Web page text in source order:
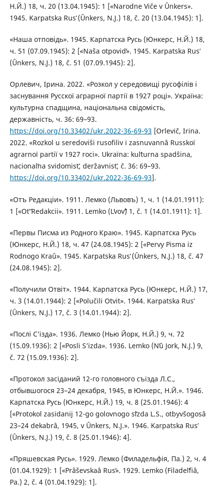
Н.Й.) 18, ч. 20 (13.04.1945): 1 [«Narodne Vіče v Ûnkers».
1945. Karpatska Rusʹ (Ûnkers, N.J.) 18, č. 20 (13.04.1945): 1].
«Наша отповідь». 1945. Карпатска Русь (Юнкерс, Н.Й.) 18,
ч. 51 (07.09.1945): 2 [«Naša otpovіdʹ». 1945. Karpatska Rusʹ
(Ûnkers, N.J.) 18, č. 51 (07.09.1945): 2].
Орлевич, Ірина. 2022. «Розкол у середовищі русофілів і
заснування Русскої аграрної партії в 1927 році». Україна:
культурна спадщина, національна свідомість,
державність, ч. 36: 69–93.
https://doi.org/10.33402/ukr.2022-36-69-93 [Orlevič, Іrina.
2022. «Rozkol u seredoviŝі rusofіlіv і zasnuvannâ Russkoї
agrarnoї partії v 1927 rocі». Ukraїna: kulʹturna spadŝina,
nacіonalʹna svіdomіstʹ, deržavnіstʹ, č. 36: 69–93.
https://doi.org/10.33402/ukr.2022-36-69-93].
«Отъ Редакціи». 1911. Лемко (Львовъ) 1, ч. 1 (14.01.1911):
1 [«Otʺ Redakcіi». 1911. Lemko (Lʹvovʺ) 1, č. 1 (14.01.1911): 1].
«Первы Писма из Родного Краю». 1945. Карпатска Русь
(Юнкерс, Н.Й.) 18, ч. 47 (24.08.1945): 2 [«Pervy Pisma iz
Rodnogo Kraû». 1945. Karpatska Rusʹ (Ûnkers, N.J.) 18, č. 47
(24.08.1945): 2].
«Получили Отвіт». 1944. Карпатска Русь (Юнкерс, Н.Й.) 17,
ч. 3 (14.01.1944): 2 [«Polučili Otvіt». 1944. Karpatska Rusʹ
(Ûnkers, N.J.) 17, č. 3 (14.01.1944): 2].
«Послі С’ізда». 1936. Лемко (Нью Йорк, Н.Й.) 9, ч. 72
(15.09.1936): 2 [«Poslі S’іzda». 1936. Lemko (Nʹû Jork, N.J.) 9,
č. 72 (15.09.1936): 2].
«Протокол засіданий 12-го головного съізда Л.С.,
отбывшогося 23–24 декабря, 1945, в Юнкерс, Н.Й.». 1946.
Карпатска Русь (Юнкерс, Н.Й.) 19, ч. 8 (25.01.1946): 4
[«Protokol zasіdanij 12-go golovnogo sʺіzda L.S., otbyvšogosâ
23–24 dekabrâ, 1945, v Ûnkers, N.J.». 1946. Karpatska Rusʹ
(Ûnkers, N.J.) 19, č. 8 (25.01.1946): 4].
«Пряшевская Русь». 1929. Лемко (Филадельфія, Па.) 2, ч. 4
(01.04.1929): 1 [«Prâševskaâ Rusʹ». 1929. Lemko (Filadelʹfіâ,
Pa.) 2, č. 4 (01.04.1929): 1].